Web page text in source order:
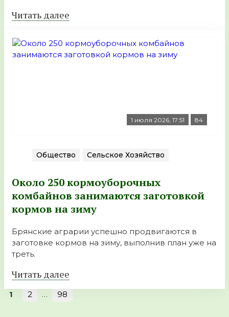
Читать далее
1 июля 2026, 17:51 84
Общество Сельское Хозяйство
Около 250 кормоуборочных
комбайнов занимаются заготовкой
кормов на зиму
Брянские аграрии успешно продвигаются в
заготовке кормов на зиму, выполнив план уже на
треть.
Читать далее
1 2 … 98